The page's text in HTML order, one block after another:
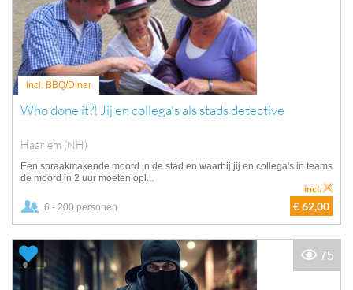
Incl. BBQ/Diner
Who done it?! Jij en collega's als stads detective
Haarlem (NH)
Een spraakmakende moord in de stad en waarbij jij en collega's in teams
de moord in 2 uur moeten opl...
6 - 200 personen € 62,00
incl.
75